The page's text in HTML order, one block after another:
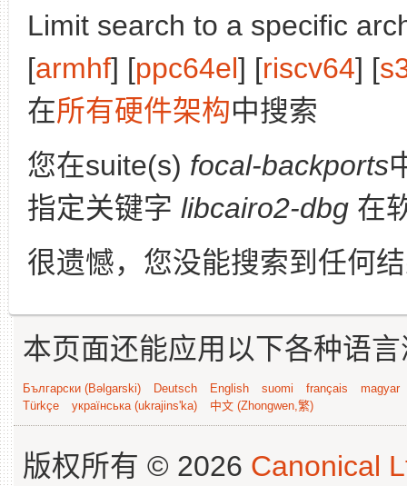
Limit search to a specific
[armhf] [ppc64el] [riscv64] [
在所有硬件架构中搜索
您在suite(s) focal-backports
指定关键字 libcairo2-dbg 在
很遗憾，您没能搜索到任何
本页面还能应用以下各种语
Български (Bəlgarski) Deutsch English suomi français
magyar
Türkçe
українська (ukrajins'ka) 中文 (Zhongwen,繁)
版权所有 © 2026 Canonical